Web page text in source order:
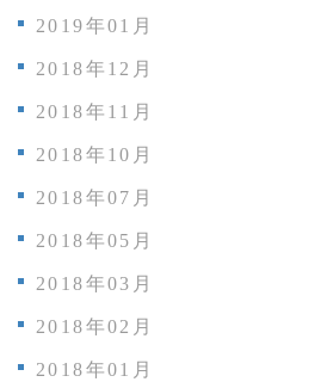
2019年01月
2018年12月
2018年11月
2018年10月
2018年07月
2018年05月
2018年03月
2018年02月
2018年01月